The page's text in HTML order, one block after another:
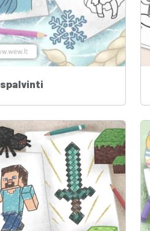
spalvinti